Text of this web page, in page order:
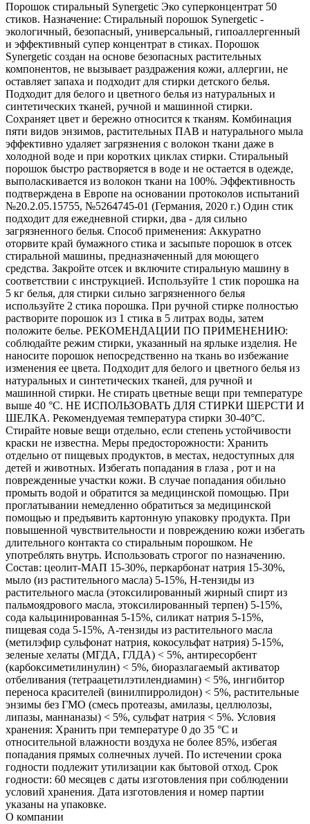
Порошок стиральный Synergetic Эко суперконцентрат 50
стиков. Назначение: Стиральный порошок Synergetic -
экологичный, безопасный, универсальный, гипоаллергенный
и эффективный супер концентрат в стиках. Порошок
Synergetic создан на основе безопасных растительных
компонентов, не вызывает раздражения кожи, аллергии, не
оставляет запаха и подходит для стирки детского белья.
Подходит для белого и цветного белья из натуральных и
синтетических тканей, ручной и машинной стирки.
Сохраняет цвет и бережно относится к тканям. Комбинация
пяти видов энзимов, растительных ПАВ и натурального мыла
эффективно удаляет загрязнения с волокон ткани даже в
холодной воде и при коротких циклах стирки. Стиральный
порошок быстро растворяется в воде и не остается в одежде,
выполаскивается из волокон ткани на 100%. Эффективность
подтверждена в Европе на основании протоколов испытаний
№20.2.05.15755, №5264745-01 (Германия, 2020 г.) Один стик
подходит для ежедневной стирки, два - для сильно
загрязненного белья. Способ применения: Аккуратно
оторвите край бумажного стика и засыпьте порошок в отсек
стиральной машины, предназначенный для моющего
средства. Закройте отсек и включите стиральную машину в
соответствии с инструкцией. Используйте 1 стик порошка на
5 кг белья, для стирки сильно загрязненного белья
используйте 2 стика порошка. При ручной стирке полностью
растворите порошок из 1 стика в 5 литрах воды, затем
положите белье. РЕКОМЕНДАЦИИ ПО ПРИМЕНЕНИЮ:
соблюдайте режим стирки, указанный на ярлыке изделия. Не
наносите порошок непосредственно на ткань во избежание
изменения ее цвета. Подходит для белого и цветного белья из
натуральных и синтетических тканей, для ручной и
машинной стирки. Не стирать цветные вещи при температуре
выше 40 °С. НЕ ИСПОЛЬЗОВАТЬ ДЛЯ СТИРКИ ШЕРСТИ И
ШЕЛКА. Рекомендуемая температура стирки 30-40°С.
Стирайте новые вещи отдельно, если степень устойчивости
краски не известна. Меры предосторожности: Хранить
отдельно от пищевых продуктов, в местах, недоступных для
детей и животных. Избегать попадания в глаза , рот и на
поврежденные участки кожи. В случае попадания обильно
промыть водой и обратится за медицинской помощью. При
проглатывании немедленно обратиться за медицинской
помощью и предъявить картонную упаковку продукта. При
повышенной чувствительности и повреждению кожи избегать
длительного контакта со стиральным порошком. Не
употреблять внутрь. Использовать строгог по назначению.
Состав: цеолит-МАП 15-30%, перкарбонат натрия 15-30%,
мыло (из растительного масла) 5-15%, Н-тензиды из
растительного масла (этоксилированный жирный спирт из
пальмоядрового масла, этоксилированный терпен) 5-15%,
сода кальцинированная 5-15%, силикат натрия 5-15%,
пищевая сода 5-15%, А-тензиды из растительного масла
(метилэфир сульфонат натрия, кокосульфат натрия) 5-15%,
зеленые хелаты (МГДА, ГЛДА) < 5%, антиресорбент
(карбоксиметилинулин) < 5%, биоразлагаемый активатор
отбеливания (тетраацетилэтилендиамин) < 5%, ингибитор
переноса красителей (винилпирролидон) < 5%, растительные
энзимы без ГМО (смесь протеазы, амилазы, целлюлозы,
липазы, маннаназы) < 5%, сульфат натрия < 5%. Условия
хранения: Хранить при температуре 0 до 35 °C и
относительной влажности воздуха не более 85%, избегая
попадания прямых солнечных лучей. По истечении срока
годности подлежит утилизации как бытовой отход. Срок
годности: 60 месяцев с даты изготовления при соблюдении
условий хранения. Дата изготовления и номер партии
указаны на упаковке.
О компании